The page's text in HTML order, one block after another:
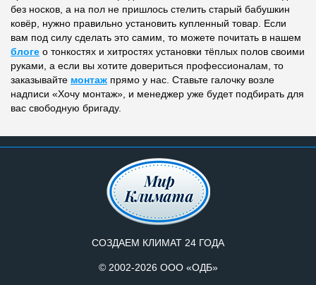
без носков, а на пол не пришлось стелить старый бабушкин
ковёр, нужно правильно установить купленный товар. Если
вам под силу сделать это самим, то можете почитать в нашем
блоге о тонкостях и хитростях установки тёплых полов своими
руками, а если вы хотите довериться профессионалам, то
заказывайте монтаж прямо у нас. Ставьте галочку возле
надписи «Хочу монтаж», и менеджер уже будет подбирать для
вас свободную бригаду.
СОЗДАЕМ КЛИМАТ 24 ГОДА
© 2002-2026 ООО «ОДБ»